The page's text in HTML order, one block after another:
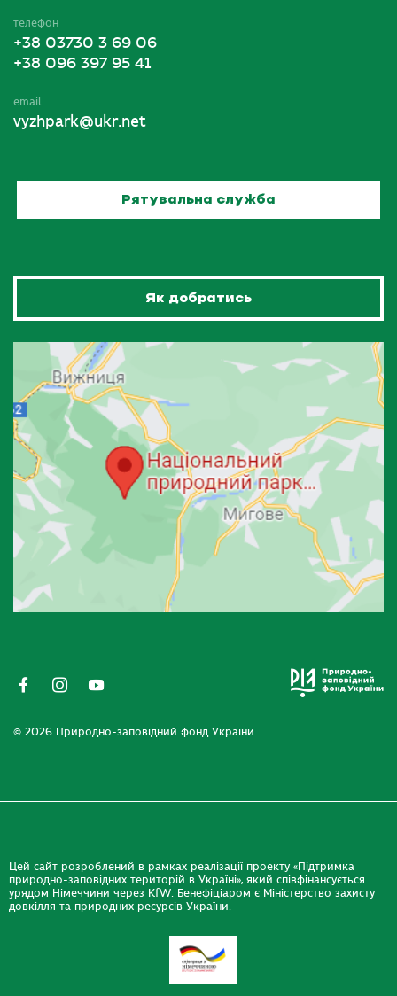
телефон
+38 03730 3 69 06
+38 096 397 95 41
email
vyzhpark@ukr.net
Рятувальна служба
Як добратись
© 2026 Природно-заповідний фонд України
Цей сайт розроблений в рамках реалізації проекту «Підтримка
природно-заповідних територій в Україні», який співфінансується
урядом Німеччини через KfW. Бенефіціаром є Міністерство захисту
довкілля та природних ресурсів України.